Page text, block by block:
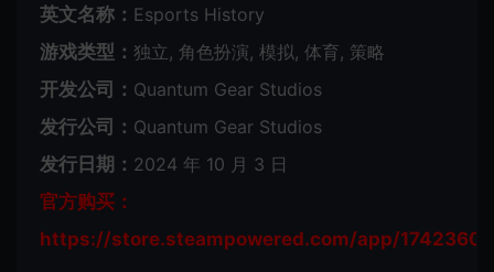
英文名称： Esports History
游戏类型： 独立, 角色扮演, 模拟, 体育, 策略
开发公司： Quantum Gear Studios
发行公司： Quantum Gear Studios
发行日期： 2024 年 10 月 3 日
官方购买：
https://store.steampowered.com/app/1742360/